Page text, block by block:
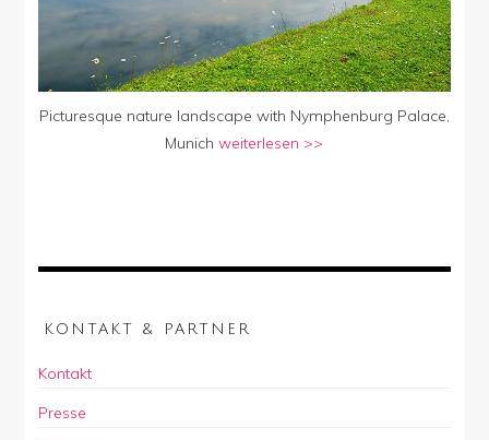
Picturesque nature landscape with Nymphenburg Palace,
Munichweiterlesen >>
KONTAKT & PARTNER
Kontakt
Presse